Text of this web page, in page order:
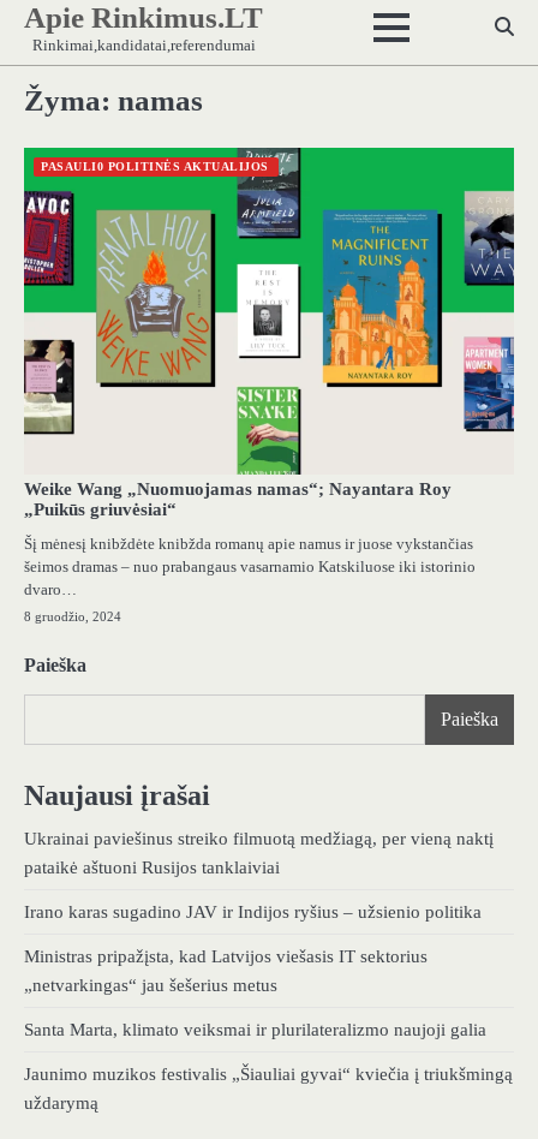
Skip
content
Apie Rinkimus.LT
Rinkimai,kandidatai,referendumai
Žyma: namas
PASAULI0 POLITINĖS AKTUALIJOS
Weike Wang „Nuomuojamas namas“; Nayantara Roy
„Puikūs griuvėsiai“
Šį mėnesį knibždėte knibžda romanų apie namus ir juose vykstančias
šeimos dramas – nuo ​​prabangaus vasarnamio Katskiluose iki istorinio
dvaro…
8 gruodžio, 2024
Paieška
Paieška
Naujausi įrašai
Ukrainai paviešinus streiko filmuotą medžiagą, per vieną naktį
pataikė aštuoni Rusijos tanklaiviai
Irano karas sugadino JAV ir Indijos ryšius – užsienio politika
Ministras pripažįsta, kad Latvijos viešasis IT sektorius
„netvarkingas“ jau šešerius metus
Santa Marta, klimato veiksmai ir plurilateralizmo naujoji galia
Jaunimo muzikos festivalis „Šiauliai gyvai“ kviečia į triukšmingą
uždarymą